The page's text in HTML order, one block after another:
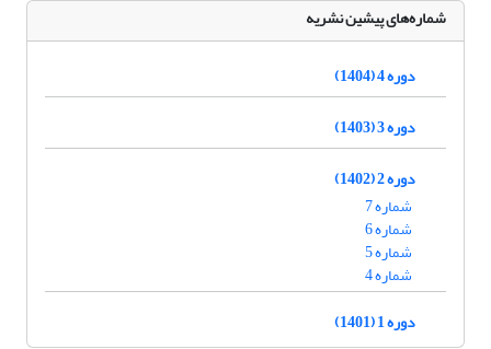
شماره‌های پیشین نشریه
دوره 4 (1404)
دوره 3 (1403)
دوره 2 (1402)
شماره 7
شماره 6
شماره 5
شماره 4
دوره 1 (1401)